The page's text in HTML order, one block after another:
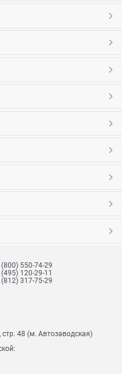
(800) 550-74-29
120-29-11
(812) 317-75-29
стр. 48 (м. Автозаводская)